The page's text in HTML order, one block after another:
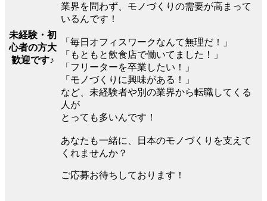
未経験・初
心者の方大
歓迎です♪
業界を問わず、モノづくりの需要が高まって
いるんです！
「毎日オフィスワークなんて無理だ！」
「もともと飲食店で働いてました！」
「フリーターを卒業したい！」
「モノづくりに興味がある！」
など、未経験者や別の業界から転職してくる
人が
とっても多いんです！
あなたも一緒に、日本のモノづくりを支えて
くれませんか？
ご応募お待ちしております！